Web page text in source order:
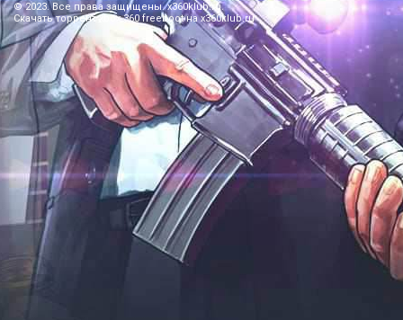
© 2023. Все права защищены. x360klub.ru.
Скачать торрент xbox 360 freeboot на x360klub.ru